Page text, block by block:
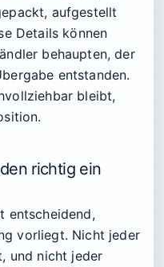
aufgestellt
Details können
behaupten, der
entstanden.
bleibt,
richtig ein
entscheidend,
vorliegt. Nicht jeder
und nicht jeder